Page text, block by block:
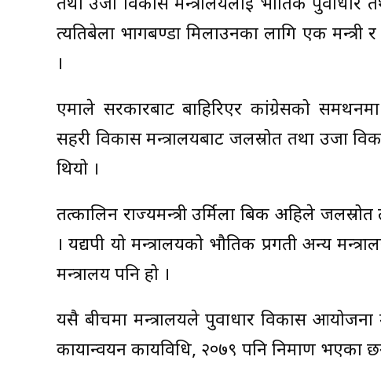
तथा उर्जा विकास मन्त्रालयलाई भौतिक पुर्वाधार
त्यतिबेला भागबण्डा मिलाउनका लागि एक मन्त्री
।
एमाले सरकारबाट बाहिरिएर कांग्रेसको
सहरी विकास मन्त्रालयबाट जलस्रोत तथा उर्जा
थियो ।
तत्कालिन राज्यमन्त्री उर्मिला बिक अहिले
। यद्यपी यो मन्त्रालयको भौतिक प्रगती अन्य
मन्त्रालय पनि हो ।
यसै बीचमा मन्त्रालयले पुर्वाधार विकास
कार्यान्वयन कार्यविधि, २०७९ पनि निर्माण भएका